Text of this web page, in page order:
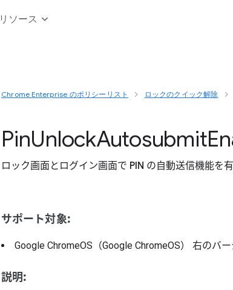
リソース
Chrome Enterprise のポリシーリスト ロックのクイック解除
PinUnlockAutosubmit
ロック画面とログイン画面で PIN の自動送信機能を有
サポート対象:
Google ChromeOS（Google ChromeOS） 右のバ
説明: